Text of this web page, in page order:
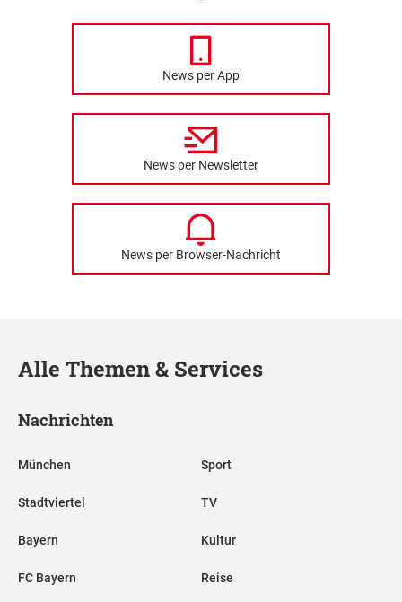
News per App
News per Newsletter
News per Browser-Nachricht
Alle Themen & Services
Nachrichten
München
Stadtviertel
Bayern
FC Bayern
Sport
TV
Kultur
Reise